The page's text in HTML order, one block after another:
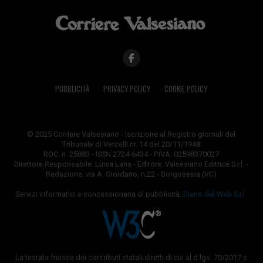
PUBBLICITÀ PRIVACY POLICY COOKIE POLICY
© 2025 Corriere Valsesiano - Iscrizione al Registro giornali del
Tribunale di Vercelli nr. 14 del 20/11/1948
ROC: n. 25883 - ISSN 2724-6434 - P.IVA: 02598370027
Direttore Responsabile: Luisa Lana - Editore: Valsesiano Editrice S.r.l. -
Redazione: via A. Giordano, n.22 - Borgosesia (VC)
Servizi informatici e concessionaria di pubblicità: Diario del Web S.r.l.
La testata fruisce dei contributi statali diretti di cui al d.lgs. 70/2017 e